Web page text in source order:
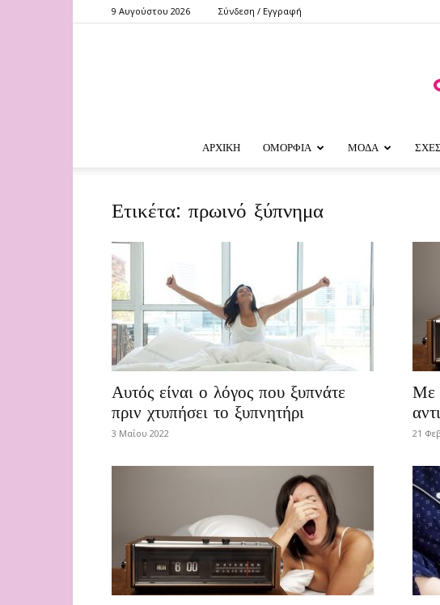
9 Αυγούστου 2026 Σύνδεση / Εγγραφή
ΑΡΧΙΚΗ ΟΜΟΡΦΙΑ ΜΟΔΑ
Ετικέτα: πρωινό ξύπνημα
Αυτός είναι ο λόγος που ξυπνάτε
πριν χτυπήσει το ξυπνητήρι
3 Μαΐου 2022
Με
21